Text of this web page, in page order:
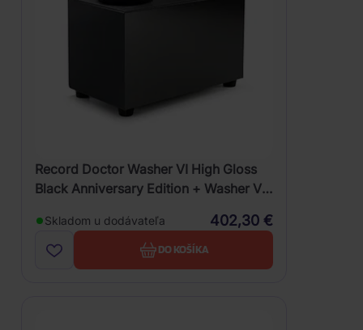
Record Doctor Washer VI High Gloss
Black Anniversary Edition + Washer VI
Skladom u dodávateľa 402,30 €
DO KOŠÍKA